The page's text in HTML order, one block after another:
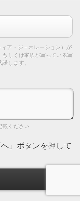
ア・ジェネレーション）が
もしくは家族が写っている写
します。
載ください
」ボタンを押して